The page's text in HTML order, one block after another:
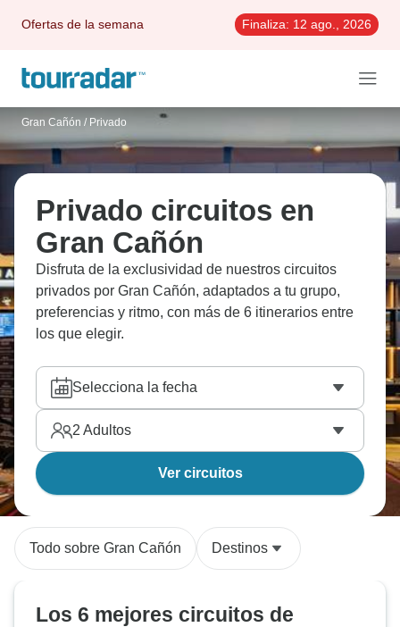
Ofertas de la semana Finaliza: 12 ago., 2026
Gran Cañón / Privado
Privado circuitos en
Gran Cañón
Disfruta de la exclusividad de nuestros circuitos
privados por Gran Cañón, adaptados a tu grupo,
preferencias y ritmo, con más de 6 itinerarios entre
los que elegir.
Selecciona la fecha
2 Adultos
Ver circuitos
Todo sobre Gran Cañón Destinos
Los 6 mejores circuitos de